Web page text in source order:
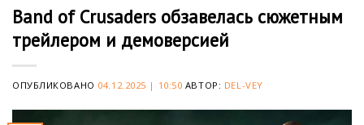
Band of Crusaders обзавелась сюжетным
трейлером и демоверсией
ОПУБЛИКОВАНО 04.12.2025 | 10:50 АВТОР: DEL-VEY